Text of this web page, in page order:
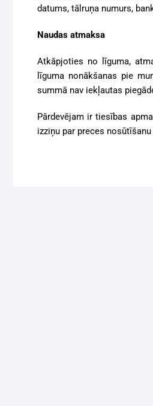
datums, tālruņa numurs,
Naudas atmaksa
Atkāpjoties no līguma,
līguma nonākšanas pie
summā nav iekļautas
Pārdevējam ir tiesības
izziņu par preces